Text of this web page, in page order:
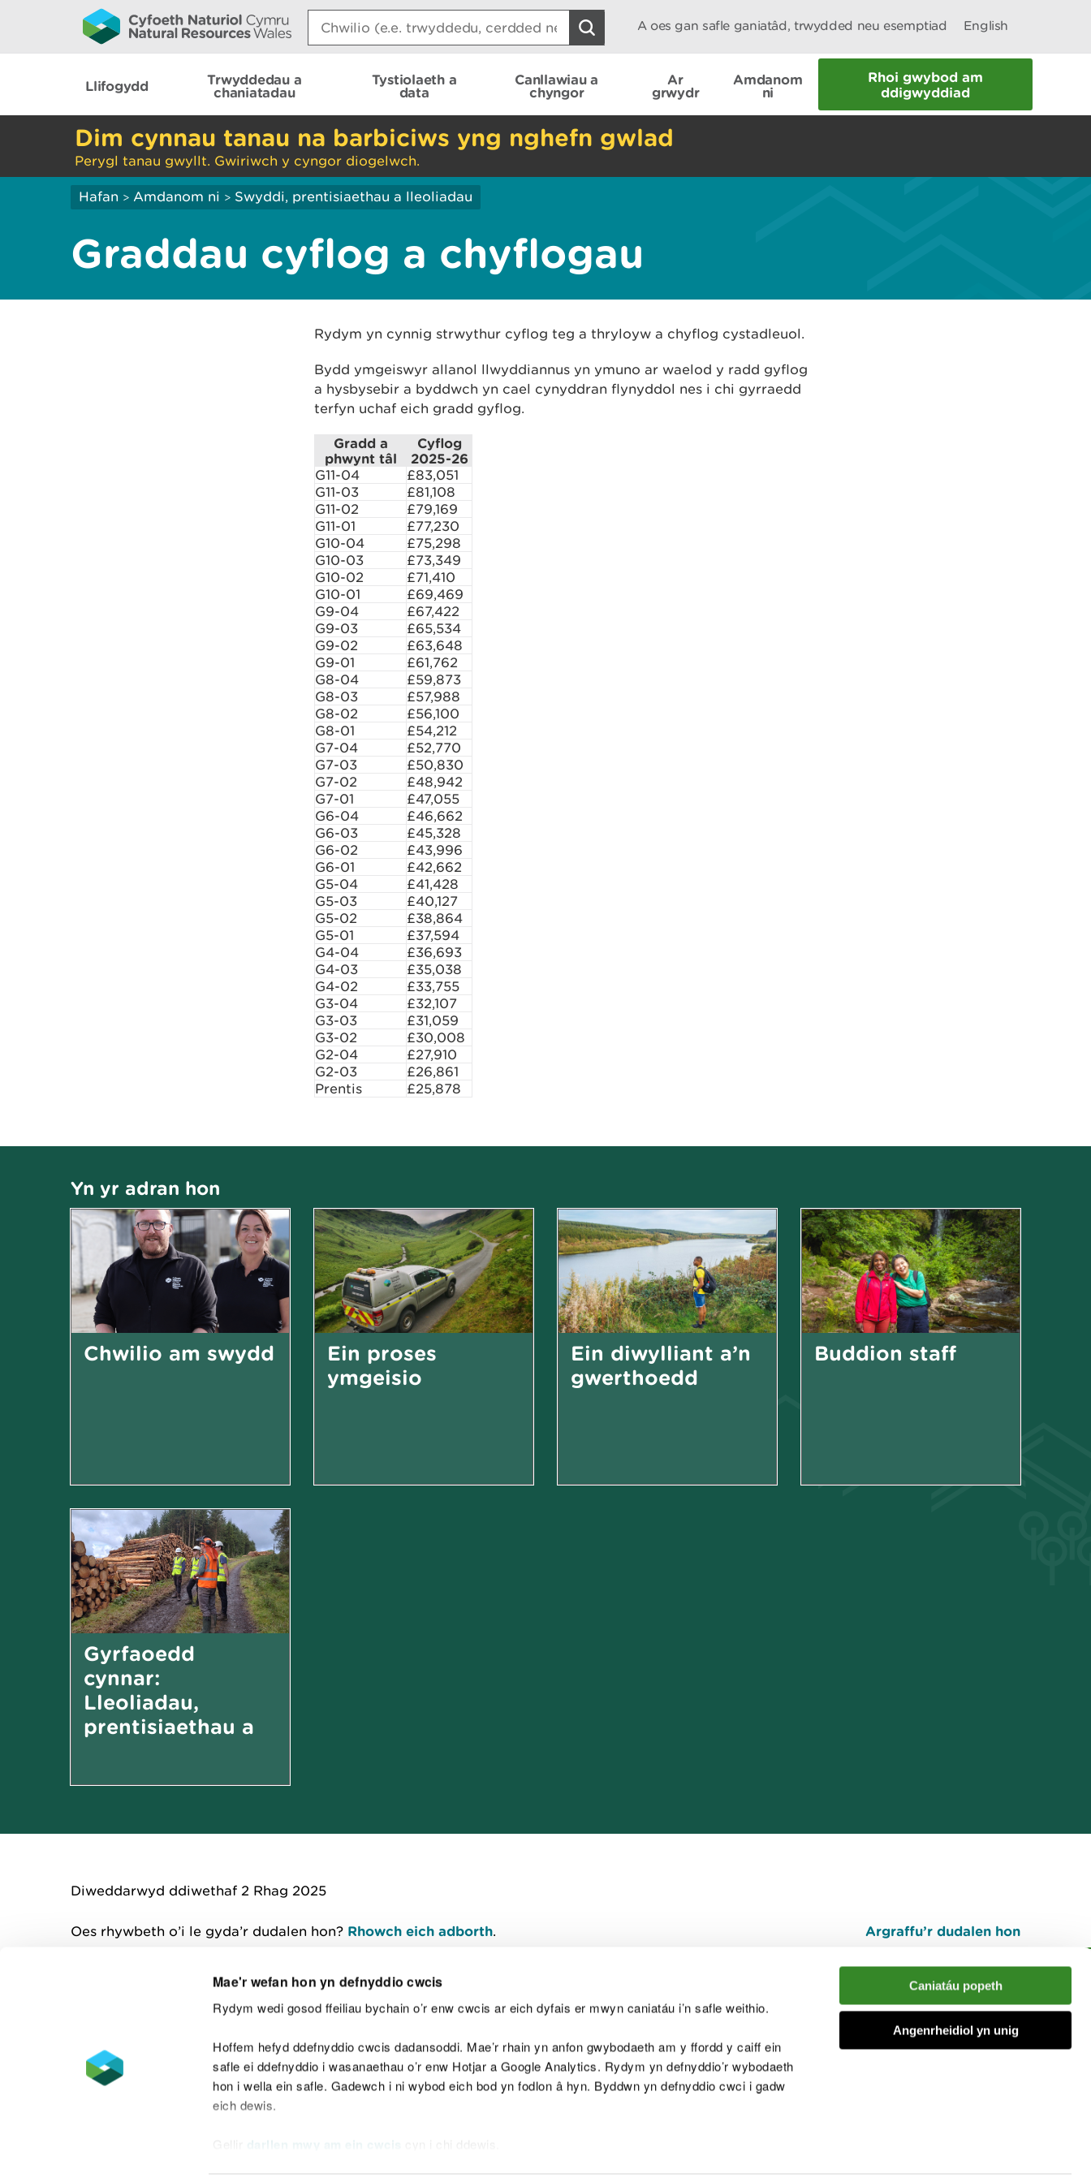
Mae'r wefan hon yn defnyddio cwcis
Rydym wedi gosod ffeiliau bychain o’r enw cwcis ar eich dyfais er mwyn caniatáu i’n safle weithio.
Hoffem hefyd ddefnyddio cwcis dadansoddi. Mae’r rhain yn anfon gwybodaeth am y ffordd y caiff ein
safle ei ddefnyddio i wasanaethau o’r enw Hotjar a Google Analytics. Rydym yn defnyddio’r wybodaeth
hon i wella ein safle. Gadewch i ni wybod eich bod yn fodlon â hyn. Byddwn yn defnyddio cwci i gadw
eich dewis.
darllen mwy am ein cwcis
Caniatáu popeth
Angenrheidiol yn unig
Search:
A oes gan safle ganiatâd, trwydded neu esemptiad English
Llifogydd
Trwyddedau a
chaniatadau
Tystiolaeth a
data
Canllawiau a
chyngor
Ar
grwydr
Amdanom
ni
Rhoi gwybod am
ddigwyddiad
Dim cynnau tanau na barbiciws yng nghefn gwlad
Perygl tanau gwyllt. Gwiriwch y cyngor diogelwch.
Hafan > Amdanom ni > Swyddi, prentisiaethau a lleoliadau
Graddau cyflog a chyflogau
Rydym yn cynnig strwythur cyflog teg a thryloyw a chyflog cystadleuol.
Bydd ymgeiswyr allanol llwyddiannus yn ymuno ar waelod y radd gyflog
a hysbysebir a byddwch yn cael cynyddran flynyddol nes i chi gyrraedd
terfyn uchaf eich gradd gyflog.
Gradd a
phwynt tâl
Cyflog
2025-26
G11-04
£83,051
G11-03
£81,108
G11-02
£79,169
G11-01
£77,230
G10-04
£75,298
G10-03
£73,349
G10-02
£71,410
G10-01
£69,469
G9-04
£67,422
G9-03
£65,534
G9-02
£63,648
G9-01
£61,762
G8-04
£59,873
G8-03
£57,988
G8-02
£56,100
G8-01
£54,212
G7-04
£52,770
G7-03
£50,830
G7-02
£48,942
G7-01
£47,055
G6-04
£46,662
G6-03
£45,328
G6-02
£43,996
G6-01
£42,662
G5-04
£41,428
G5-03
£40,127
G5-02
£38,864
G5-01
£37,594
G4-04
£36,693
G4-03
£35,038
G4-02
£33,755
G3-04
£32,107
G3-03
£31,059
G3-02
£30,008
G2-04
£27,910
G2-03
£26,861
Prentis
£25,878
Yn yr adran hon
Chwilio am swydd
Ein proses
ymgeisio
Ein diwylliant a’n
gwerthoedd
Buddion staff
Gyrfaoedd
cynnar:
Lleoliadau,
prentisiaethau a
Diweddarwyd ddiwethaf 2 Rhag 2025
Oes rhywbeth o’i le gyda’r dudalen hon? Rhowch eich adborth. Argraffu’r dudalen hon
I fyny
Datganiad hygyrchedd Safonau'r Gymraeg
Datganiad caethwasiaeth fodern